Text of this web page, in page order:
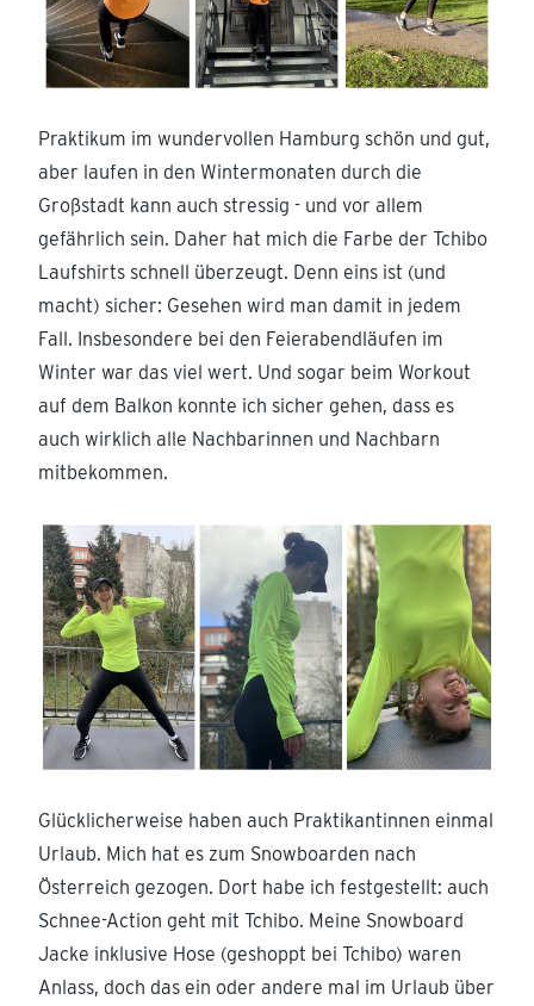
Praktikum im wundervollen Hamburg schön und gut,
aber laufen in den Wintermonaten durch die
Großstadt kann auch stressig - und vor allem
gefährlich sein. Daher hat mich die Farbe der Tchibo
Laufshirts schnell überzeugt. Denn eins ist (und
macht) sicher: Gesehen wird man damit in jedem
Fall. Insbesondere bei den Feierabendläufen im
Winter war das viel wert. Und sogar beim Workout
auf dem Balkon konnte ich sicher gehen, dass es
auch wirklich alle Nachbarinnen und Nachbarn
mitbekommen.
Glücklicherweise haben auch Praktikantinnen einmal
Urlaub. Mich hat es zum Snowboarden nach
Österreich gezogen. Dort habe ich festgestellt: auch
Schnee-Action geht mit Tchibo. Meine Snowboard
Jacke inklusive Hose (geshoppt bei Tchibo) waren
Anlass, doch das ein oder andere mal im Urlaub über